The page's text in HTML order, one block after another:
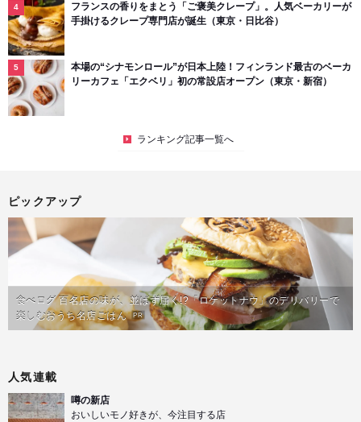
フランスの香りをまとう「ご褒美クレープ」。人気ベーカリーが
手掛けるクレープ専門店が誕生（東京・日比谷）
本場の“シナモンロール”が日本上陸！フィンランド最古のベーカ
リーカフェ「エクベリ」初の常設店オープン（東京・新宿）
ランキング記事一覧へ
ピックアップ
食べログ 百名店の味が、並ばず届く!?「ロケットナウ」のデリバリーで
楽しむおうち名店ごはん PR
人気連載
噂の新店
おいしいモノ好きが、今注目する店